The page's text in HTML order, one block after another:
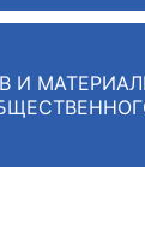
советы
И